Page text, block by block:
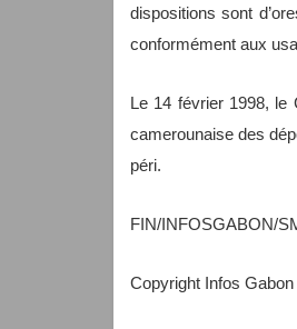
dispositions sont
conformément aux
Le 14 février 1998, le
camerounaise des
péri.
FIN/INFOSGABON/
Copyright Infos Gabon